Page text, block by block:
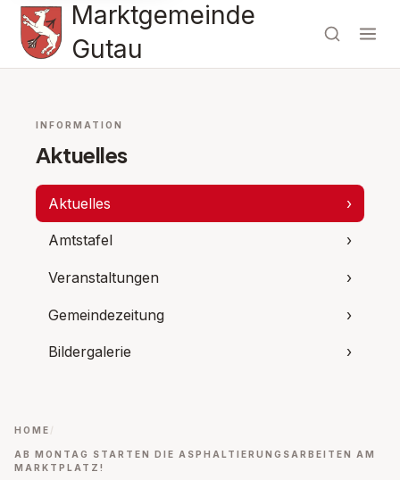
Marktgemeinde
Gutau
INFORMATION
Aktuelles
Aktuelles ›
Amtstafel ›
Veranstaltungen ›
Gemeindezeitung ›
Bildergalerie ›
HOME
AB MONTAG STARTEN DIE ASPHALTIERUNGSARBEITEN AM
MARKTPLATZ!